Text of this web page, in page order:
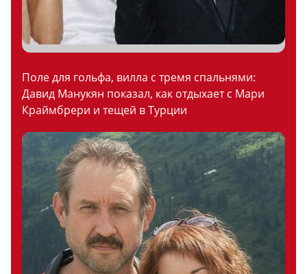
Поле для гольфа, вилла с тремя спальнями:
Давид Манукян показал, как отдыхает с Мари
Краймбрери и тещей в Турции